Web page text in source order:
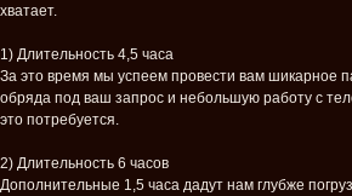
хватает.
1) Длительность 4,5 часа
За это время мы успеем провести вам шикарное
обряда под ваш запрос и небольшую работу с
это потребуется.
2) Длительность 6 часов
Дополнительные 1,5 часа дадут нам глубже